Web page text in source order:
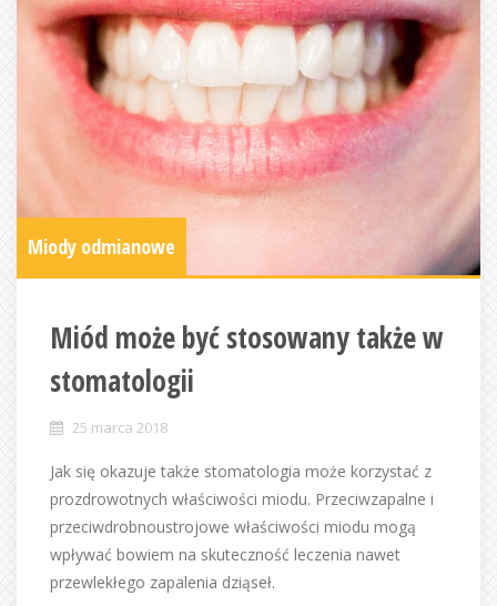
Miody odmianowe
Miód może być stosowany także w
stomatologii
25 marca 2018
Jak się okazuje także stomatologia może korzystać z
prozdrowotnych właściwości miodu. Przeciwzapalne i
przeciwdrobnoustrojowe właściwości miodu mogą
wpływać bowiem na skuteczność leczenia nawet
przewlekłego zapalenia dziąseł.